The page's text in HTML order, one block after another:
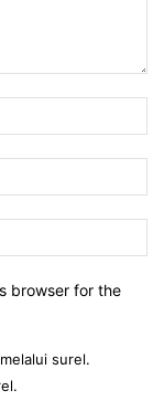
browser for the
surel.